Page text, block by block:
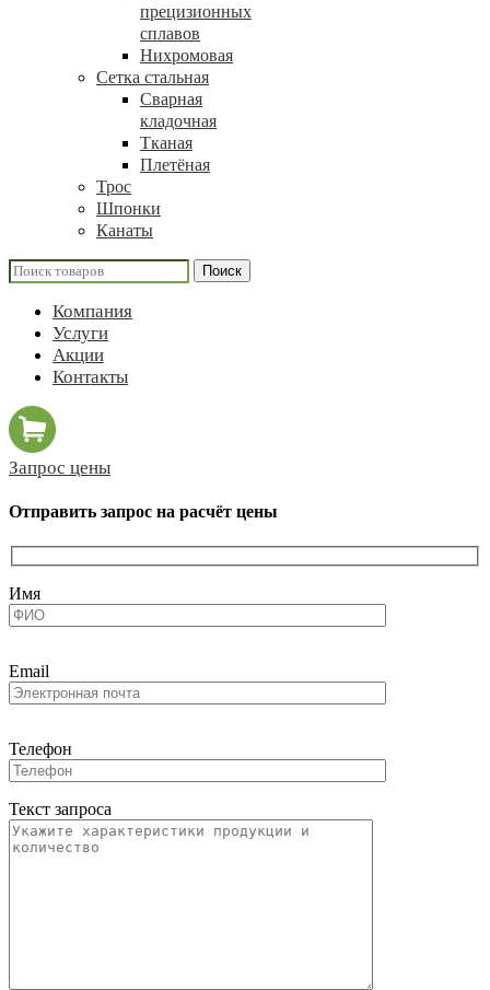
прецизионных
сплавов
Нихромовая
Сетка стальная
Сварная
кладочная
Тканая
Плетёная
Трос
Шпонки
Канаты
Поиск
Компания
Услуги
Акции
Контакты
Запрос цены
Отправить запрос на расчёт цены
Имя
Email
Телефон
Текст запроса